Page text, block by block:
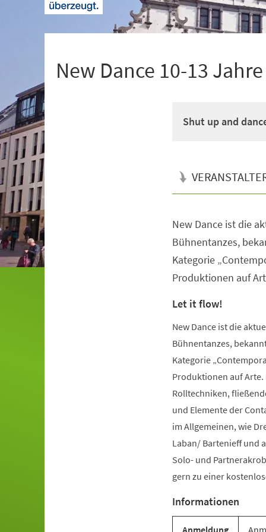
New Dance 10-13
Shut up and
New Dance ist die
Bühnentanzes,
Kategorie
Produktionen auf
Let it flow!
New Dance ist die
Bühnentanzes,
Kategorie
Produktionen auf Arte.
Rolltechniken,
und Elemente der
im Allgemeinen, wie
Laban/ Bartenieff und
Solo- und
gern zu einer
Informationen
Anmeldung